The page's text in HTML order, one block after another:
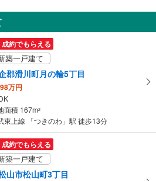
成約でもらえる
築一戸建て
郡滑川町月の輪5丁目
万円
面積 167m2
東上線 「つきのわ」駅 徒歩13分
成約でもらえる
築一戸建て
山市松山町3丁目